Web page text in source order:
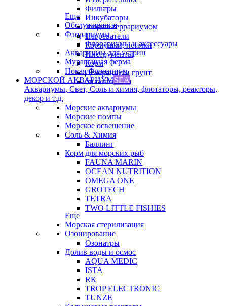
Фильтры
Инкубаторы
Уход за террариумом
Нагреватели
Кормушки, поилки
Инструменты
Корм
Декорации и грунт
Увлажнители
Еще
Обслуживание
Флорариумы
Флорариумы и аксессуары
Аквариумы для устриц
Муравьиная ферма
Новая Флорариум
МОРСКОЙ АКВАРИУМSEA
Аквариумы, Свет, Соль и химия, флотаторы, реакторы,
декор и т.д.
Морские аквариумы
Морские помпы
Морское освещение
Соль & Химия
Баллинг
Корм для морских рыб
FAUNA MARIN
OCEAN NUTRITION
OMEGA ONE
GROTECH
TETRA
TWO LITTLE FISHIES
Еще
Морская стерилизация
Озонирование
Озонатры
Долив воды и осмос
AQUA MEDIC
ISTA
RК
TROP ELECTRONIC
TUNZE